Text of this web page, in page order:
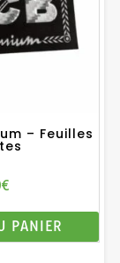
– Feuilles
€
PANIER